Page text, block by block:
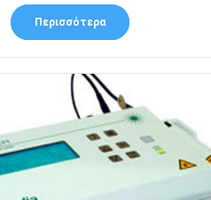
Περισσότερα